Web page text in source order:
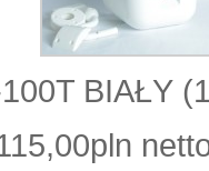
BIAŁY